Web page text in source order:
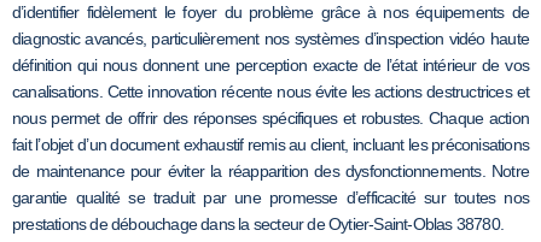
d’identifier fidèlement le foyer du problème grâce à nos équipements de
diagnostic avancés, particulièrement nos systèmes d’inspection vidéo haute
définition qui nous donnent une perception exacte de l’état intérieur de vos
canalisations. Cette innovation récente nous évite les actions destructrices et
nous permet de offrir des réponses spécifiques et robustes. Chaque action
fait l’objet d’un document exhaustif remis au client, incluant les préconisations
de maintenance pour éviter la réapparition des dysfonctionnements. Notre
garantie qualité se traduit par une promesse d’efficacité sur toutes nos
prestations de débouchage dans la secteur de Oytier-Saint-Oblas 38780.